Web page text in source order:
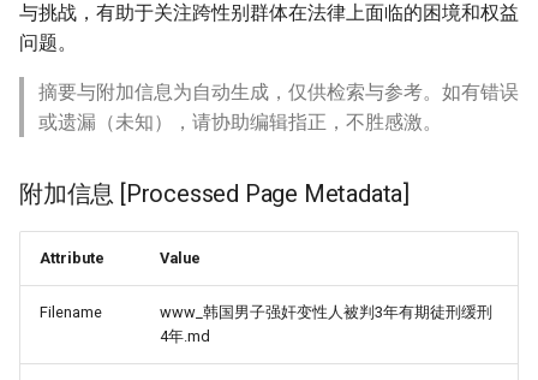
与挑战，有助于关注跨性别群体在法律上面临的困境和权益
问题。
摘要与附加信息为自动生成，仅供检索与参考。如有错误
或遗漏（未知），请协助编辑指正，不胜感激。
附加信息 [Processed Page Metadata]
Attribute Value
Filename
www_韩国男子强奸变性人被判3年有期徒刑缓刑
4年.md